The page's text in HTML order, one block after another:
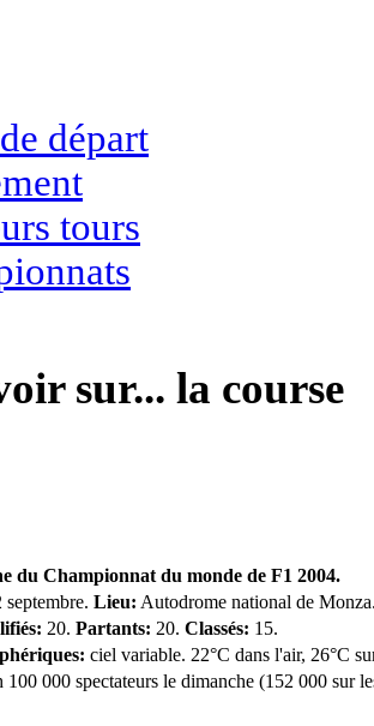
départ
tours
sur... la course
du Championnat du monde de F1 2004.
septembre. Lieu: Autodrome national de
20. Partants: 20. Classés: 15.
ciel variable. 22°C dans l'air, 26°C
100 000 spectateurs le dimanche (152 000 sur